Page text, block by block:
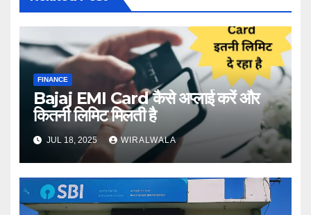
FINANCE
Bajaj EMI Card कैसे अप्लाई करें और
कितनी लिमिट मिलती है
JUL 18, 2025 WIRALWALA